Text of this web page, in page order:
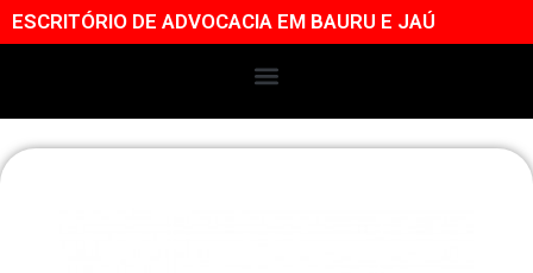
ESCRITÓRIO DE ADVOCACIA EM BAURU E JAÚ